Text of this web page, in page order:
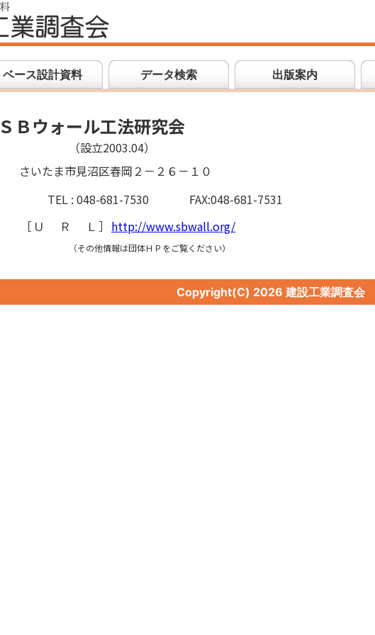
ベース設計資料 データ検索 出版案内
ＳＢウォール工法研究会
（設立2003.04）
さいたま市見沼区春岡２－２６－１０
TEL : 048-681-7530
FAX:048-681-7531
［ ＵＲＬ ］ http://www.sbwall.org/
（その他情報は団体ＨＰをご覧ください）
Copyright(C) 2026 建設工業調査会